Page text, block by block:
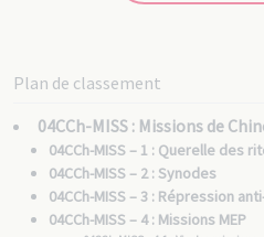
Plan de classement
04CCh-MISS : Missions de
04CCh-MISS – 1 : Querelle des
04CCh-MISS – 2 : Synodes
04CCh-MISS – 3 : Répression
04CCh-MISS – 4 : Missions MEP